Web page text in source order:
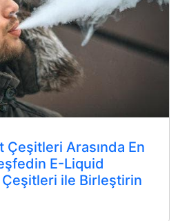
Çeşitleri Arasında En
E-Liquid
Çeşitleri ile Birleştirin